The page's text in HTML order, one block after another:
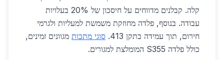
קלה. קבלנים מדווחים על חיסכון של 20% בעלויות
עבודה. בנוסף, פלדה מחוזקת משמשת למעליות ולגרמי
חירום, תוך עמידה בתקן 413.
סוגי מתכות מגוונים זמינים,
כולל פלדה S355 המומלצת למגורים.